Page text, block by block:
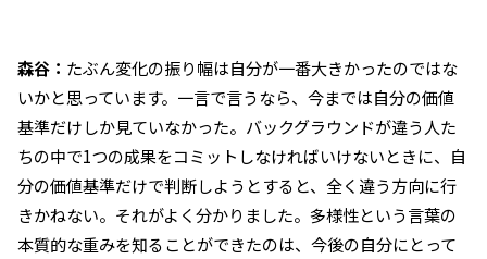
森谷： たぶん変化の振り幅は自分が一番大きかったのではな
いかと思っています。一言で言うなら、今までは自分の価値
基準だけしか見ていなかった。バックグラウンドが違う人た
ちの中で1つの成果をコミットしなければいけないときに、自
分の価値基準だけで判断しようとすると、全く違う方向に行
きかねない。それがよく分かりました。多様性という言葉の
本質的な重みを知ることができたのは、今後の自分にとって